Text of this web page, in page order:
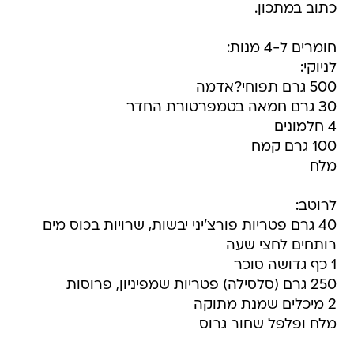
כתוב במתכון.
חומרים ל-4 מנות:
לניוקי:
500 גרם תפוחי?אדמה
30 גרם חמאה בטמפרטורת החדר
4 חלמונים
100 גרם קמח
מלח
לרוטב:
40 גרם פטריות פורצ'יני יבשות, שרויות בכוס מים
רותחים לחצי שעה
1 כף גדושה סוכר
250 גרם (סלסילה) פטריות שמפיניון, פרוסות
2 מיכלים שמנת מתוקה
מלח ופלפל שחור גרוס